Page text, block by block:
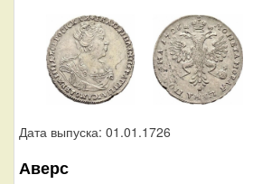
Дата выпуска: 01.01.1726
Аверс